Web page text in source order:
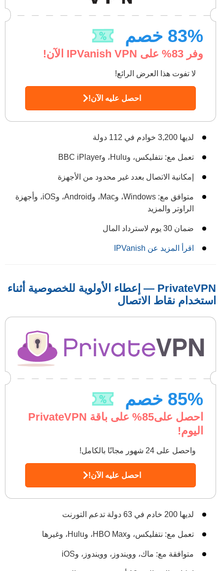
83% خصم
وفر 83% على IPVanish VPN الآن!
لا تفوت هذا العرض الرائع!
احصل عليه الآن!
لديها 3,200 خوادم في 112 دولة
تعمل مع: نتفليكس، وHulu، وBBC iPlayer
إمكانية الاتصال بعدد غير محدود من الأجهزة
متوافق مع: Windows، وMac، وAndroid، وiOS، وأجهزة
الراوتر والمزيد
ضمان 30 يوم لاسترداد المال
اقرأ المزيد عن IPVanish
PrivateVPN — إعطاء الأولوية للخصوصية أثناء
استخدام نقاط الاتصال
85% خصم
احصل على85
% على باقة PrivateVPN
اليوم!
واحصل على 24 شهور مجانًا بالكامل!
احصل عليه الآن!
لديها 200 خادم في 63 دولة تدعم التورنت
تعمل مع: نتفليكس، وHBO Max، وHulu، وغيرها
متوافقة مع: ماك، وويندوز، وويندوز، وiOS